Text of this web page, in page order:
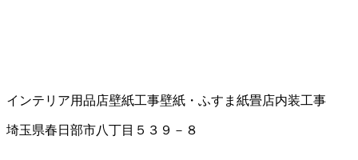
インテリア用品店壁紙工事壁紙・ふすま紙畳店内装工事
埼玉県春日部市八丁目５３９－８